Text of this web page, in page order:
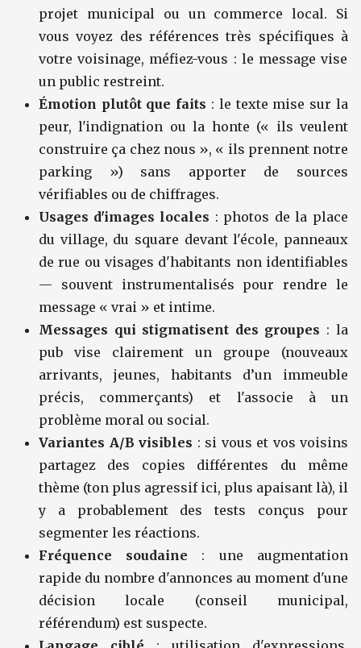
projet municipal ou un commerce local. Si
vous voyez des références très spécifiques à
votre voisinage, méfiez-vous : le message vise
un public restreint.
Émotion plutôt que faits : le texte mise sur la
peur, l'indignation ou la honte (« ils veulent
construire ça chez nous », « ils prennent notre
parking ») sans apporter de sources
vérifiables ou de chiffrages.
Usages d'images locales : photos de la place
du village, du square devant l'école, panneaux
de rue ou visages d'habitants non identifiables
— souvent instrumentalisés pour rendre le
message « vrai » et intime.
Messages qui stigmatisent des groupes : la
pub vise clairement un groupe (nouveaux
arrivants, jeunes, habitants d’un immeuble
précis, commerçants) et l'associe à un
problème moral ou social.
Variantes A/B visibles : si vous et vos voisins
partagez des copies différentes du même
thème (ton plus agressif ici, plus apaisant là), il
y a probablement des tests conçus pour
segmenter les réactions.
Fréquence soudaine : une augmentation
rapide du nombre d'annonces au moment d'une
décision locale (conseil municipal,
référendum) est suspecte.